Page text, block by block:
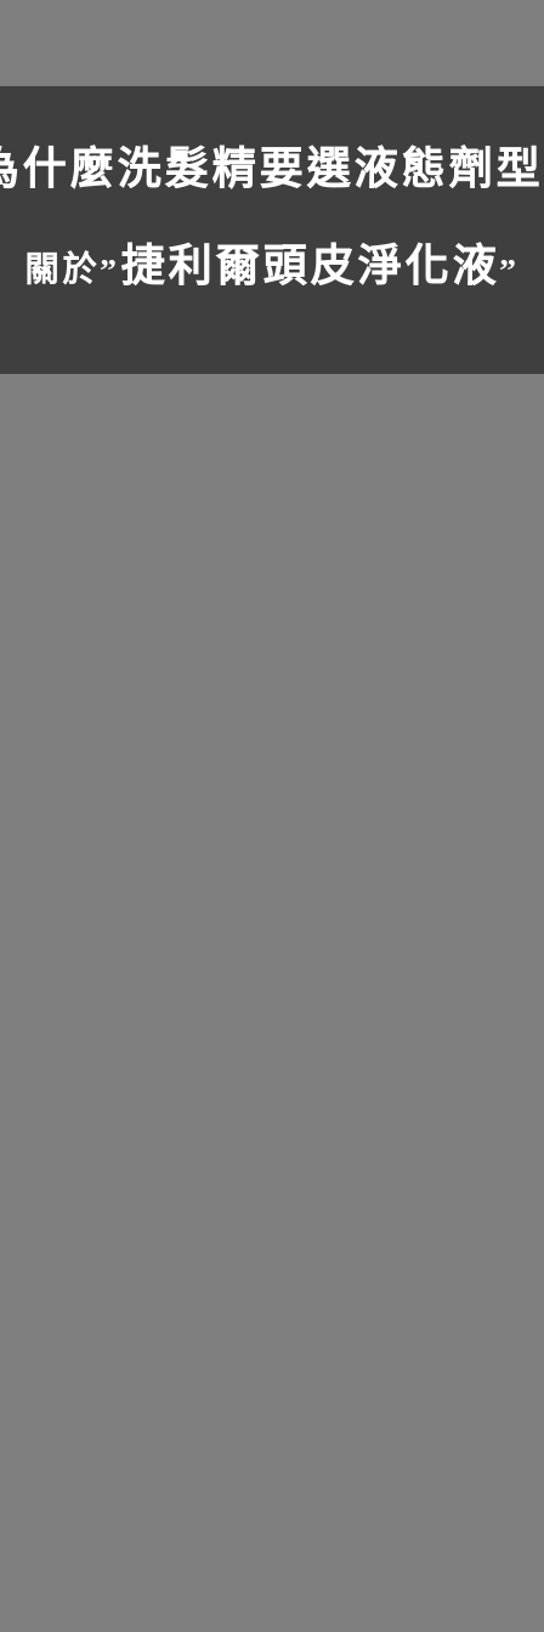
什麼洗髮精要選液態劑
關於”捷利爾頭皮淨化液”